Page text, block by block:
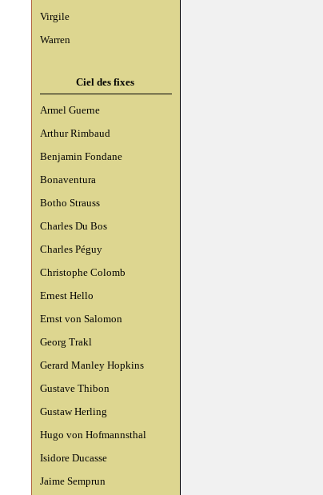
Virgile
Warren
Ciel des fixes
Armel Guerne
Arthur Rimbaud
Benjamin Fondane
Bonaventura
Botho Strauss
Charles Du Bos
Charles Péguy
Christophe Colomb
Ernest Hello
Ernst von Salomon
Georg Trakl
Gerard Manley Hopkins
Gustave Thibon
Gustaw Herling
Hugo von Hofmannsthal
Isidore Ducasse
Jaime Semprun